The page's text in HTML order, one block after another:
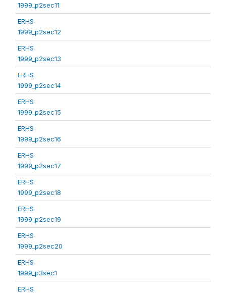
1999_p2sec11
ERHS
1999_p2sec12
ERHS
1999_p2sec13
ERHS
1999_p2sec14
ERHS
1999_p2sec15
ERHS
1999_p2sec16
ERHS
1999_p2sec17
ERHS
1999_p2sec18
ERHS
1999_p2sec19
ERHS
1999_p2sec20
ERHS
1999_p3sec1
ERHS